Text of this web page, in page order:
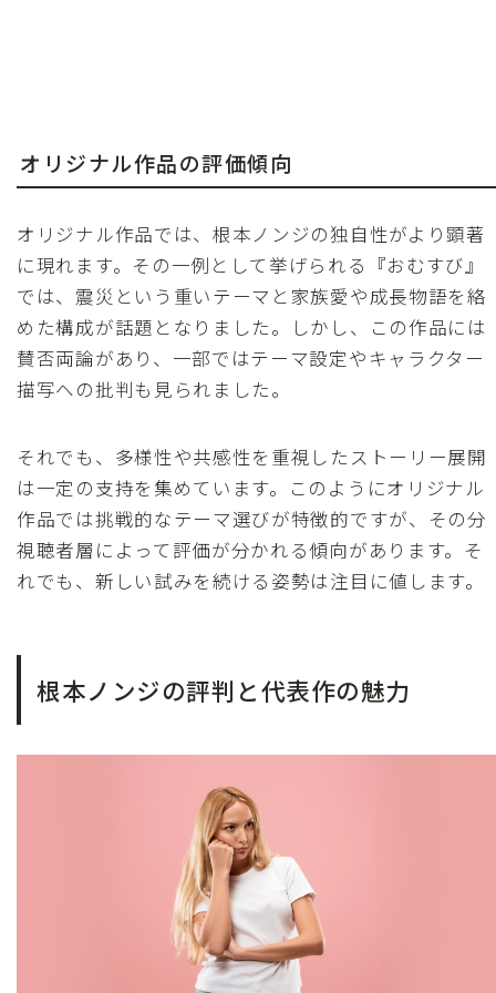
オリジナル作品の評価傾向
オリジナル作品では、根本ノンジの独自性がより顕著
に現れます。その一例として挙げられる『おむすび』
では、震災という重いテーマと家族愛や成長物語を絡
めた構成が話題となりました。しかし、この作品には
賛否両論があり、一部ではテーマ設定やキャラクター
描写への批判も見られました。
それでも、多様性や共感性を重視したストーリー展開
は一定の支持を集めています。このようにオリジナル
作品では挑戦的なテーマ選びが特徴的ですが、その分
視聴者層によって評価が分かれる傾向があります。そ
れでも、新しい試みを続ける姿勢は注目に値します。
根本ノンジの評判と代表作の魅力